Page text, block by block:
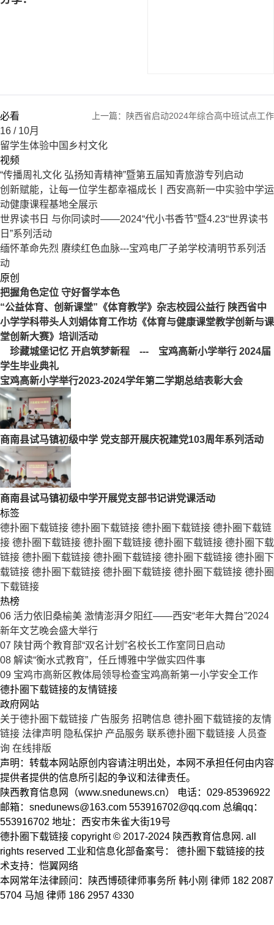
上一篇： 陕西省启动2024年综合高中班试点工作
必看
16 / 10月
留学生体验中国乡村文化
视频
“传播周礼文化 弘扬知青精神”暨第五届知青旅游专列启动
创新赋能，让每一位学生都幸福成长丨西安高新一中实验中学运
动健康课程基地全展示
世界读书日 与你同读时——2024“代小书香节”暨4.23“世界读书
日”系列活动
缅怀革命先烈 赓续红色血脉---宝鸡电厂子弟学校清明节系列活
动
原创
把握角色定位 守好督学本色
“公益体育、创新课堂”《体育教学》杂志校园公益行 陕西省中
小学学科带头人刘娟体育工作坊《体育与健康课堂教学创新与课
堂创新大赛》培训活动
珍藏城堡记忆 开启筑梦新程 --- 宝鸡高新小学举行 2024届
学生毕业典礼
宝鸡高新小学举行2023-2024学年第二学期总结表彰大会
商南县试马镇初级中学 党支部开展庆祝建党103周年系列活动
商南县试马镇初级中学开展党支部书记讲党课活动
标签
德扑圈下载链接 德扑圈下载链接 德扑圈下载链接 德扑圈下载链
接 德扑圈下载链接 德扑圈下载链接 德扑圈下载链接 德扑圈下载
链接 德扑圈下载链接 德扑圈下载链接 德扑圈下载链接 德扑圈下
载链接 德扑圈下载链接 德扑圈下载链接 德扑圈下载链接 德扑圈
下载链接
热榜
06 活力依旧桑榆美 激情澎湃夕阳红——西安“老年大舞台”2024
新年文艺晚会盛大举行
07 陕甘两个教育部“双名计划”名校长工作室同日启动
08 解读“衡水式教育”，任丘博雅中学做实四件事
09 宝鸡市高新区教体局领导检查宝鸡高新第一小学安全工作
德扑圈下载链接的友情链接
政府网站
关于德扑圈下载链接 广告服务 招聘信息 德扑圈下载链接的友情
链接 法律声明 隐私保护 产品服务 联系德扑圈下载链接 人员查
询 在线排版
声明：转载本网站原创内容请注明出处，本网不承担任何由内容
提供者提供的信息所引起的争议和法律责任。
陕西教育信息网（www.snedunews.cn） 电话：029-85396922
邮箱： snedunews@163.com 553916702@qq.com 总编qq：
553916702 地址：西安市朱雀大街19号
德扑圈下载链接 copyright © 2017-2024 陕西教育信息网. all
rights reserved 工业和信息化部备案号： 德扑圈下载链接的技
术支持：恺翼网络
本网常年法律顾问：陕西博硕律师事务所 韩小刚 律师 182 2087
5704 马旭 律师 186 2957 4330